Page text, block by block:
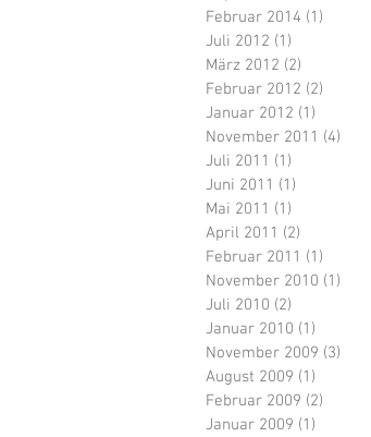
Februar 2014 (1)
Juli 2012 (1)
März 2012 (2)
Februar 2012 (2)
Januar 2012 (1)
November 2011 (4)
Juli 2011 (1)
Juni 2011 (1)
Mai 2011 (1)
April 2011 (2)
Februar 2011 (1)
November 2010 (1)
Juli 2010 (2)
Januar 2010 (1)
November 2009 (3)
August 2009 (1)
Februar 2009 (2)
Januar 2009 (1)